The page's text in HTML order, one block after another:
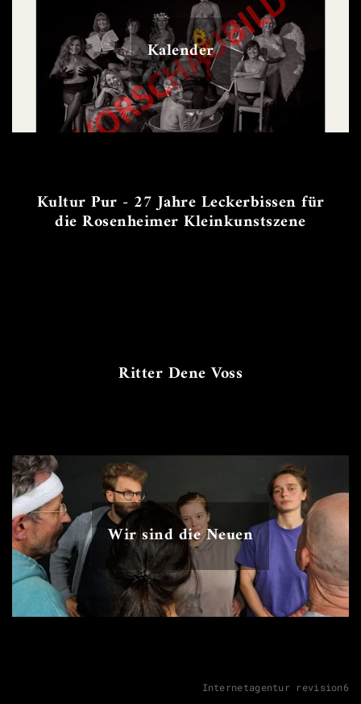
Kalender
Kultur Pur - 27 Jahre Leckerbissen für
die Rosenheimer Kleinkunstszene
Ritter Dene Voss
Wir sind die Neuen
Internetagentur revision6